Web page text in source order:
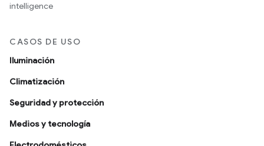
intelligence
CASOS DE USO
Iluminación
Climatización
Seguridad y protección
Medios y tecnología